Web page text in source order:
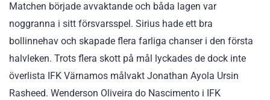
Matchen började avvaktande och båda lagen var
noggranna i sitt försvarsspel. Sirius hade ett bra
bollinnehav och skapade flera farliga chanser i den första
halvleken. Trots flera skott på mål lyckades de dock inte
överlista IFK Värnamos målvakt Jonathan Ayola Ursin
Rasheed. Wenderson Oliveira do Nascimento i IFK